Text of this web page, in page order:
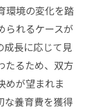
環境の変化を踏
られるケースが
成長に応じて見
たるため、双方
めが望まれま
な養育費を獲得